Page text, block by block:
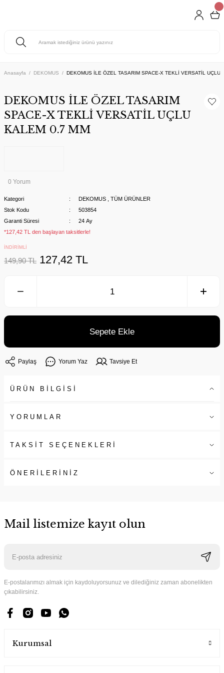
Anasayfa DEKOMUS DEKOMUS İLE ÖZEL TASARIM SPACE-X TEKLİ VERSATİL UÇLU
DEKOMUS İLE ÖZEL TASARIM
SPACE-X TEKLİ VERSATİL UÇLU
KALEM 0.7 MM
0 Yorum
Kategori DEKOMUS
TÜM ÜRÜNLER
Stok Kodu
503854
Garanti Süresi
24 Ay
*127,42 TL den başlayan taksitlerle!
İNDİRİMLİ
149,90 TL 127,42 TL
Sepete Ekle
Paylaş Yorum Yaz Tavsiye Et
ÜRÜN BİLGİSİ
YORUMLAR
TAKSİT SEÇENEKLERİ
ÖNERİLERİNİZ
Mail listemize kayıt olun
E-postalarımızı almak için kaydoluyorsunuz ve dilediğiniz zaman abonelikten
çıkabilirsiniz.
Kurumsal